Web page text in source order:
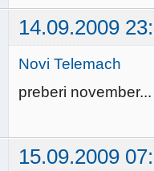
14.09.2009
Novi Telemach
preberi november...
15.09.2009